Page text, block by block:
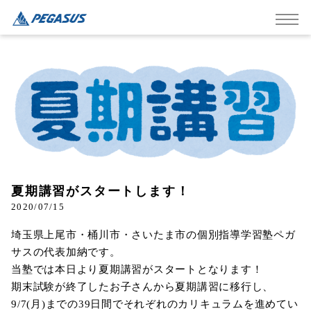
夏期講習がスタートします！
2020/07/15
埼玉県上尾市・桶川市・さいたま市の個別指導学習塾ペガ
サスの代表加納です。
当塾では本日より夏期講習がスタートとなります！
期末試験が終了したお子さんから夏期講習に移行し、
9/7(月)までの39日間でそれぞれのカリキュラムを進めてい